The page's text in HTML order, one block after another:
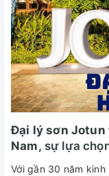
Đại lý sơn Jotun
Nam, sự lựa
Với gần 30 năm